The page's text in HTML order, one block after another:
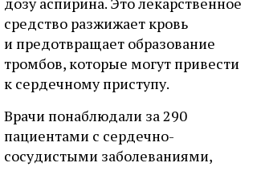
средство разжижает кровь
и предотвращает образование
тромбов, которые могут привести
к сердечному приступу.
Врачи понаблюдали за 290
пациентами с сердечно-
сосудистыми заболеваниями,